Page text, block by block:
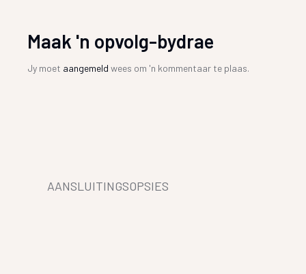
Maak 'n opvolg-bydrae
Jy moet aangemeld wees om 'n kommentaar te plaas.
AANSLUITINGSOPSIES